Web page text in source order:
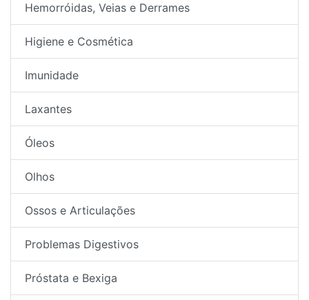
Hemorróidas, Veias e Derrames
Higiene e Cosmética
Imunidade
Laxantes
Óleos
Olhos
Ossos e Articulações
Problemas Digestivos
Próstata e Bexiga